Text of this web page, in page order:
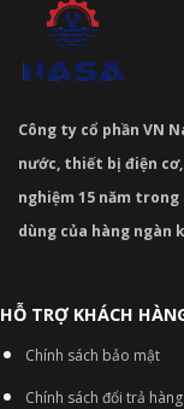
Công ty cổ phần VN
nước, thiết bị điện
nghiệm 15 năm
dùng của hàng ngàn
HỖ TRỢ KHÁCH
Chính sách bảo mật
Chính sách đổi trả hàng